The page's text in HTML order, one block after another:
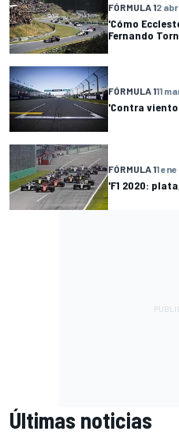
FÓRMULA 12
'Cómo
Fernando
FÓRMULA 111
'Contra
FÓRMULA 11
'F1 2020:
Últimas noticias